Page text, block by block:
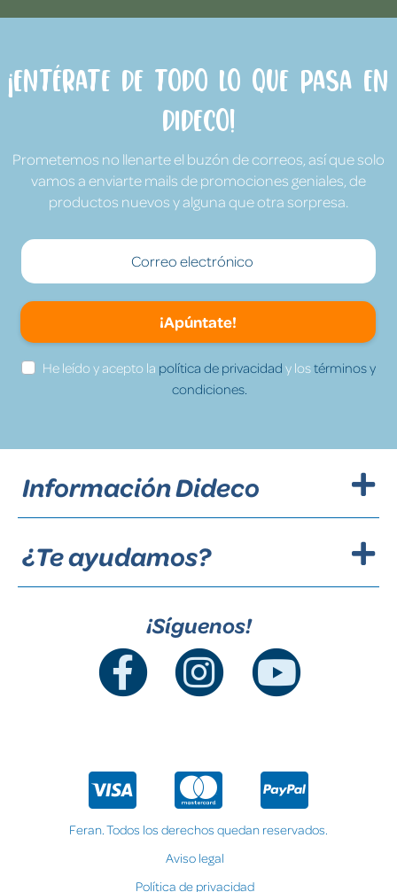
¡Entérate de todo lo que pasa en
Dideco!
Prometemos no llenarte el buzón de correos, así que solo
vamos a enviarte mails de promociones geniales, de
productos nuevos y alguna que otra sorpresa.
¡Apúntate!
He leído y acepto la política de privacidad y lostérminos y
condiciones.
Información Dideco
¿Te ayudamos?
¡Síguenos!
Feran. Todos los derechos quedan reservados.
Aviso legal
Política de privacidad